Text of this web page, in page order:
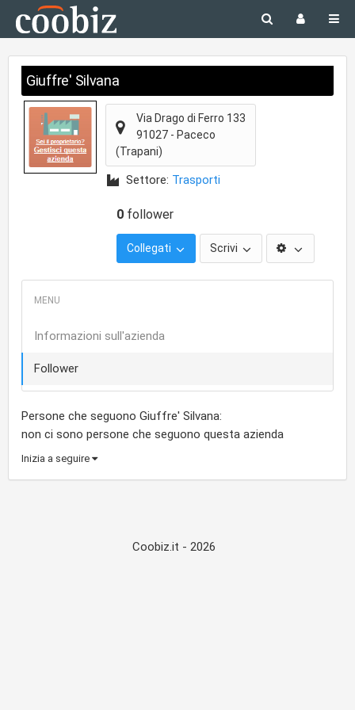
Giuffre' Silvana
Via Drago di Ferro 133
91027 - Paceco
(Trapani)
Settore: Trasporti
0 follower
Collegati Scrivi
Informazioni sull'azienda
Follower
Persone che seguono Giuffre' Silvana:
non ci sono persone che seguono questa azienda
Inizia a seguire
Coobiz.it - 2026